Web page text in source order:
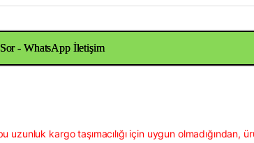
- WhatsApp İletişim
uzunluk kargo taşımacılığı için uygun olmadığından,